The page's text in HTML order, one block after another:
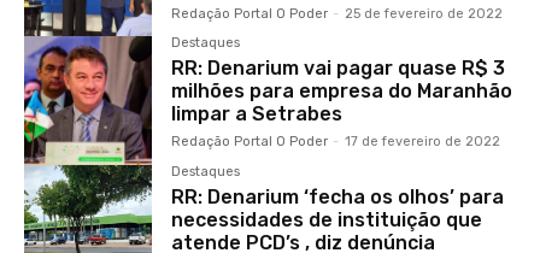
Redação Portal O Poder - 25 de fevereiro de 2022
Destaques
RR: Denarium vai pagar quase R$ 3
milhões para empresa do Maranhão
limpar a Setrabes
Redação Portal O Poder - 17 de fevereiro de 2022
Destaques
RR: Denarium ‘fecha os olhos’ para
necessidades de instituição que
atende PCD’s , diz denúncia